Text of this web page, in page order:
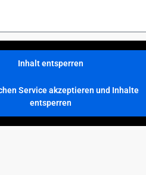
Inhalt entsperren
Service akzeptieren und Inhalte
entsperren